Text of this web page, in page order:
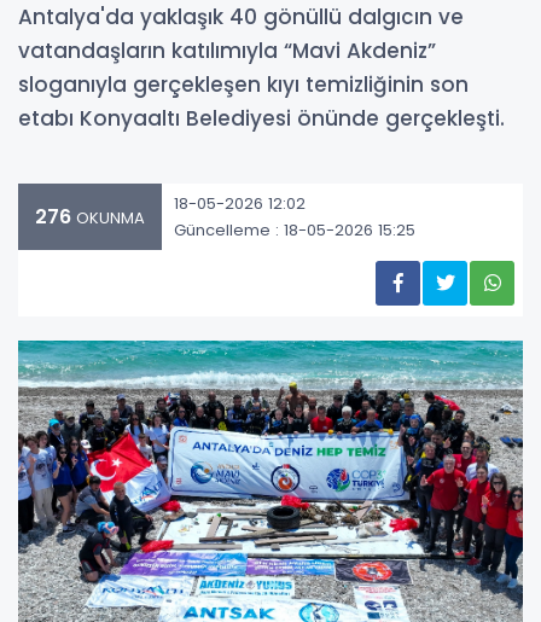
Antalya'da yaklaşık 40 gönüllü dalgıcın ve
vatandaşların katılımıyla “Mavi Akdeniz”
sloganıyla gerçekleşen kıyı temizliğinin son
etabı Konyaaltı Belediyesi önünde gerçekleşti.
276 OKUNMA
18-05-2026 12:02
Güncelleme : 18-05-2026 15:25